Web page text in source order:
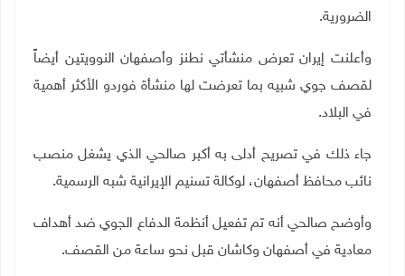
الضرورية.
وأعلنت إيران تعرض منشأتي نطنز وأصفهان النوويتين أيضاً
لقصف جوي شبيه بما تعرضت لها منشأة فوردو الأكثر أهمية
في البلاد.
جاء ذلك في تصريح أدلى به أكبر صالحي الذي يشغل منصب
نائب محافظ أصفهان، لوكالة تسنيم الإيرانية شبه الرسمية.
وأوضح صالحي أنه تم تفعيل أنظمة الدفاع الجوي ضد أهداف
معادية في أصفهان وكاشان قبل نحو ساعة من القصف.